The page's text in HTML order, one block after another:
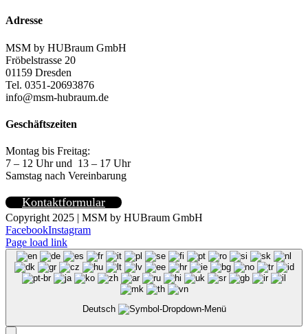
Adresse
MSM by HUBraum GmbH
Fröbelstrasse 20
01159 Dresden
Tel. 0351-20693876
info@msm-hubraum.de
Geschäftszeiten
Montag bis Freitag:
7 – 12 Uhr und 13 – 17 Uhr
Samstag nach Vereinbarung
Kontaktformular
Copyright 2025 | MSM by HUBraum GmbH
FacebookInstagram
Page load link
Deutsch